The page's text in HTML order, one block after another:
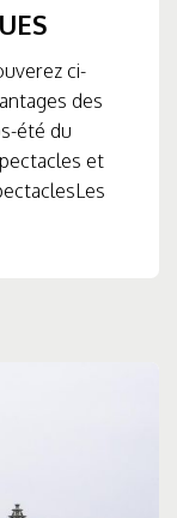
ci-
des
été du
et